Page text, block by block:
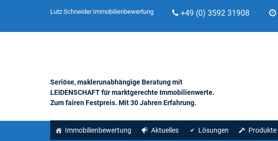
Lutz Schneider Immobilienbewertung +49 (0) 3592 31908
Seriöse, maklerunabhängige Beratung mit
LEIDENSCHAFT für marktgerechte Immobilienwerte.
Zum fairen Festpreis. Mit 30 Jahren Erfahrung.
Immobilienbewertung Aktuelles Lösungen Produkte